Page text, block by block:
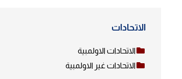
الاتحادات
الاتحادات الاولمبية
الاتحادات غير الاولمبية